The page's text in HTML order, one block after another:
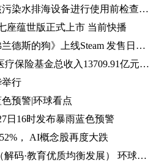
日本核监管机构对福岛核污染水排海设备进行使用前检查_速递
座蕴世版正式上市 当前快播
环球即时：冒险游戏《佛兰德斯的狗》上线Steam 发售日期待定
天天快消息！1-5月基本医疗保险基金总收入13709.91亿元，同比增长8.2%
行
预警|环球看点
日16时发布暴雨蓝色预警
， AI概念股再度大跌
城乡手拉手 共享好资源（解码·教育优质均衡发展） 环球通讯